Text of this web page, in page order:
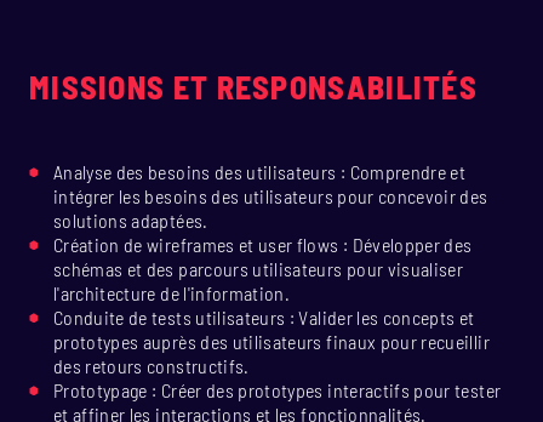
MISSIONS ET RESPONSABILITÉS
Analyse des besoins des utilisateurs : Comprendre et
intégrer les besoins des utilisateurs pour concevoir des
solutions adaptées.
Création de wireframes et user flows : Développer des
schémas et des parcours utilisateurs pour visualiser
l'architecture de l'information.
Conduite de tests utilisateurs : Valider les concepts et
prototypes auprès des utilisateurs finaux pour recueillir
des retours constructifs.
Prototypage : Créer des prototypes interactifs pour tester
et affiner les interactions et les fonctionnalités.